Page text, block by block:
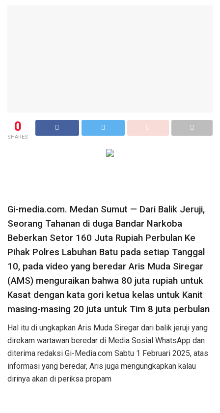
0
SHARES
Gi-media.com. Medan Sumut — Dari Balik Jeruji,
Seorang Tahanan di duga Bandar Narkoba
Beberkan Setor 160 Juta Rupiah Perbulan Ke
Pihak Polres Labuhan Batu pada setiap Tanggal
10, pada video yang beredar Aris Muda Siregar
(AMS) menguraikan bahwa 80 juta rupiah untuk
Kasat dengan kata gori ketua kelas untuk Kanit
masing-masing 20 juta untuk Tim 8 juta perbulan
Hal itu di ungkapkan Aris Muda Siregar dari balik jeruji yang
direkam wartawan beredar di Media Sosial WhatsApp dan
diterima redaksi Gi-Media.com Sabtu 1 Februari 2025, atas
informasi yang beredar, Aris juga mengungkapkan kalau
dirinya akan di periksa propam